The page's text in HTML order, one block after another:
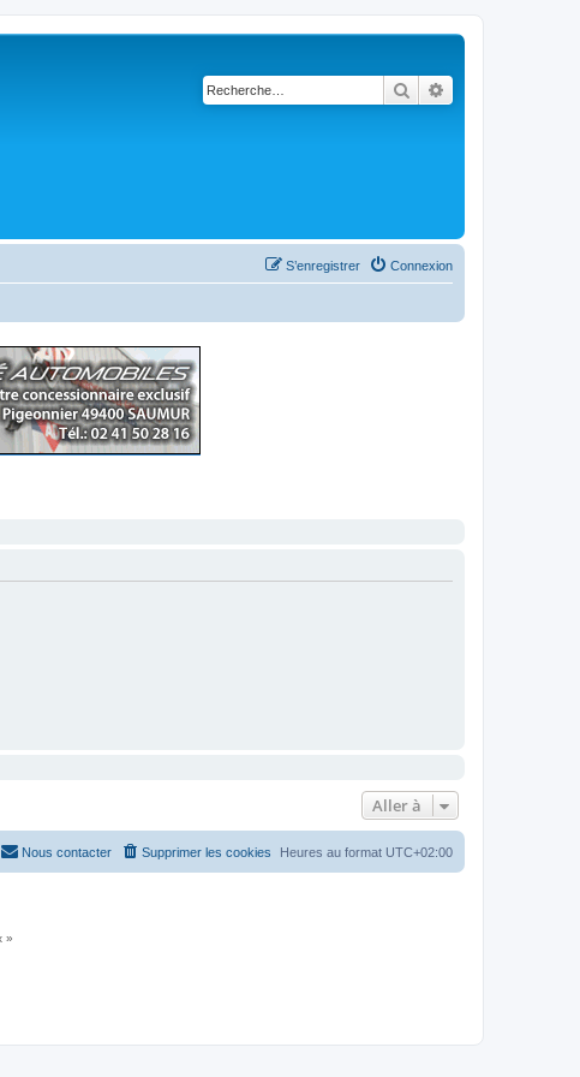
Rechercher
Connexion
S’enregistrer
Aller à
Heures au format UTC+02:00
Supprimer les cookies
Nous contacter
»